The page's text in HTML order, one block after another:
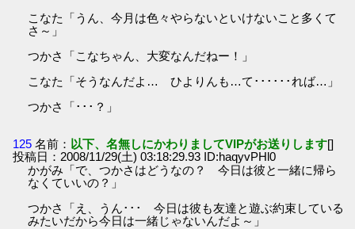
こなた「うん、今月は色々やらないといけないこと多くて
さ～」
つかさ「こなちゃん、大変なんだねー！」
こなた「そうなんだよ… ひよりんも…て･･････れば…」
つかさ「･･･？」
125 名前： 以下、名無しにかわりましてVIPがお送りします[]
投稿日：2008/11/29(土) 03:18:29.93 ID:haqyvPHl0
かがみ「で、つかさはどうなの？ 今日は彼と一緒に帰ら
なくていいの？」
つかさ「え、うん･･･ 今日は彼も友達と遊ぶ約束している
みたいだから今日は一緒じゃないんだよ～」